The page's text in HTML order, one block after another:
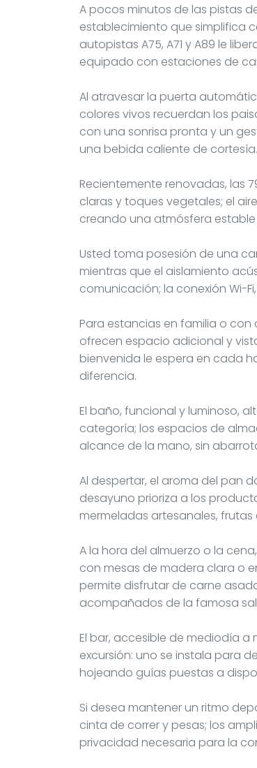
A pocos minutos de las pistas
establecimiento que simplifica
autopistas A75, A71 y A89 le
equipado con estaciones de
Al atravesar la puerta
colores vivos recuerdan los
con una sonrisa pronta y un
una bebida caliente de cortesía.
Recientemente renovadas, las
claras y toques vegetales; el
creando una atmósfera
Usted toma posesión de una
mientras que el aislamiento
comunicación; la conexión Wi-
Para estancias en familia o
ofrecen espacio adicional y
bienvenida le espera en cada
diferencia.
El baño, funcional y luminoso,
categoría; los espacios de
alcance de la mano, sin
Al despertar, el aroma del pan
desayuno prioriza a los
mermeladas artesanales,
A la hora del almuerzo o la
con mesas de madera clara o
permite disfrutar de carne
acompañados de la famosa
El bar, accesible de mediodía
excursión: uno se instala para
hojeando guías puestas a
Si desea mantener un ritmo
cinta de correr y pesas; los
privacidad necesaria para la